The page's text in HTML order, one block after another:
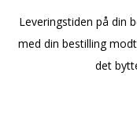
Leveringstiden på din
med din bestilling
det